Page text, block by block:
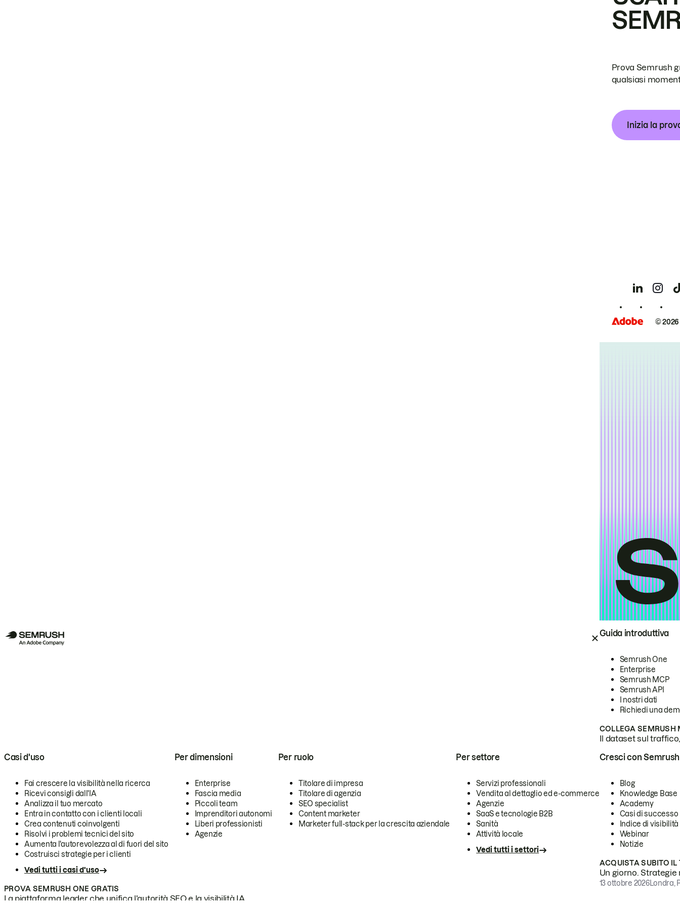
Guida introduttiva
Semrush One
Enterprise
Semrush MCP
Semrush API
I nostri dati
Richiedi una
COLLEGA SEMRUSH
Il dataset sul
Casi d'uso
Fai crescere la visibilità nella ricerca
Ricevi consigli dall'IA
Analizza il tuo mercato
Entra in contatto con i clienti locali
Crea contenuti coinvolgenti
Risolvi i problemi tecnici del sito
Aumenta l'autorevolezza al di fuori del sito
Costruisci strategie per i clienti
Vedi tutti i casi d'uso
Per dimensioni
Enterprise
Fascia media
Piccoli team
Imprenditori autonomi
Liberi professionisti
Agenzie
Per ruolo
Titolare di impresa
Titolare di agenzia
SEO specialist
Content marketer
Marketer full-stack per la crescita aziendale
Per settore
Servizi professionali
Vendita al dettaglio ed e-commerce
Agenzie
SaaS e tecnologie B2B
Sanità
Attività locale
Vedi tutti i settori
PROVA SEMRUSH ONE GRATIS
La piattaforma leader che unifica l'autorità SEO e la visibilità IA.
Cresci con Semrush
Blog
Knowledge Base
Academy
Casi di successo
Indice di visibilità
Webinar
Notizie
ACQUISTA SUBITO IL
Un giorno.
13 ottobre 2026Londra,
Prova Semrush
qualsiasi
Inizia la
©